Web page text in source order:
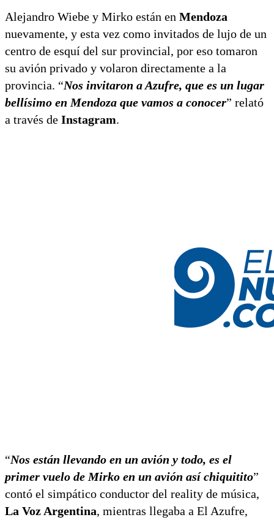
Alejandro Wiebe y Mirko están en Mendoza
nuevamente, y esta vez como invitados de lujo de un
centro de esquí del sur provincial, por eso tomaron
su avión privado y volaron directamente a la
provincia. “Nos invitaron a Azufre, que es un lugar
bellísimo en Mendoza que vamos a conocer” relató
a través de Instagram.
“Nos están llevando en un avión y todo, es el
primer vuelo de Mirko en un avión así chiquitito”
contó el simpático conductor del reality de música,
La Voz Argentina, mientras llegaba a El Azufre,